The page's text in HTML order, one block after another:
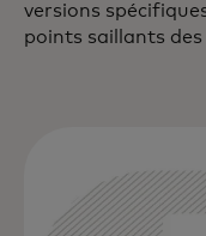
versions
points saillants